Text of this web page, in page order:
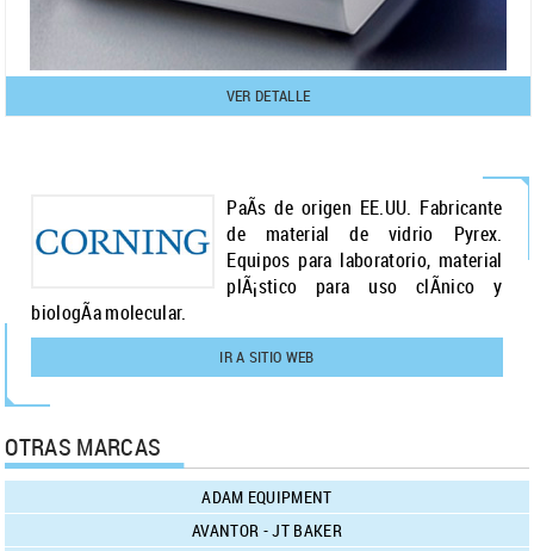
VER DETALLE
PaÃ­s de origen EE.UU. Fabricante
de material de vidrio Pyrex.
Equipos para laboratorio, material
plÃ¡stico para uso clÃ­nico y
biologÃ­a molecular.
IR A SITIO WEB
OTRAS MARCAS
ADAM EQUIPMENT
AVANTOR - JT BAKER